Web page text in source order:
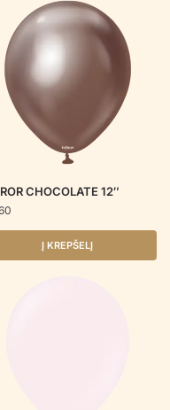
CHOCOLATE 12″
Į KREPŠELĮ